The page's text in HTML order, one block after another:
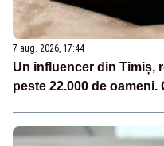
7 aug. 2026, 17:44
Un influencer din Timiș,
peste 22.000 de